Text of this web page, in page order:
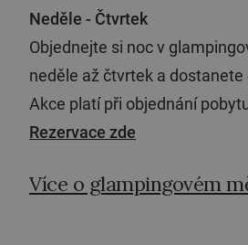
Neděle - Čtvrtek
Objednejte si noc v
neděle až čtvrtek a
Akce platí při objednání
Rezervace zde
Více o glampingovém